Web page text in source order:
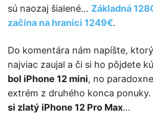
sú naozaj šialené… Základná
začína na hranici 1249€.
Do komentára nám napíšte,
najviac zaujal a či si ho pôjdete
bol iPhone 12 mini, no
extrém z druhého konca ponuky.
si zlatý iPhone 12 Pro Max…